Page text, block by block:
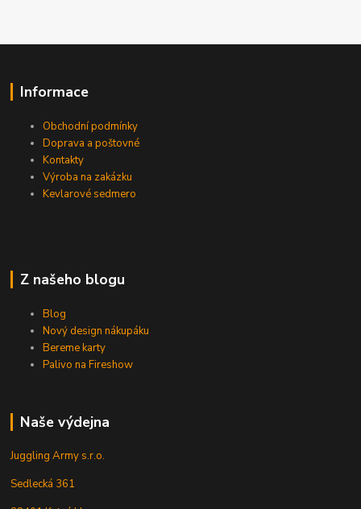
Informace
Obchodní podmínky
Doprava a poštovné
Kontakty
Výroba na zakázku
Kevlarové sedmero
Z našeho blogu
Blog
Nový design nákupáku
Bereme karty
Palivo na Fireshow
Naše výdejna
Juggling Army s.r.o.
Sedlecká 361